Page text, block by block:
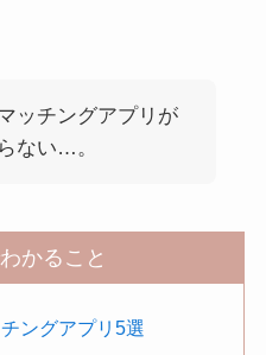
ッチングアプリが
ない…。
かること
ングアプリ5選